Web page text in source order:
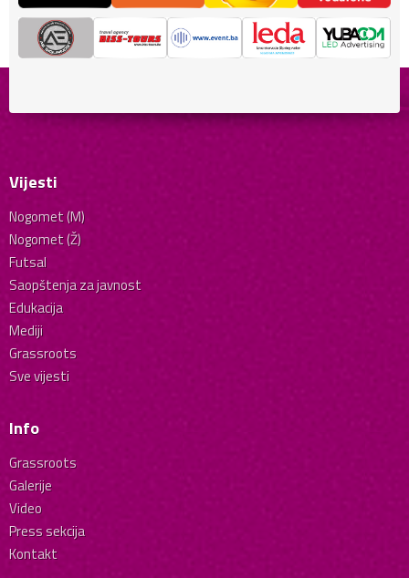
Vijesti
Nogomet (M)
Nogomet (Ž)
Futsal
Saopštenja za javnost
Edukacija
Mediji
Grassroots
Sve vijesti
Info
Grassroots
Galerije
Video
Press sekcija
Kontakt